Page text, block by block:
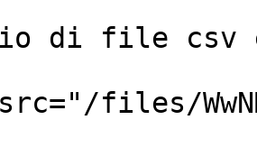
di file csv